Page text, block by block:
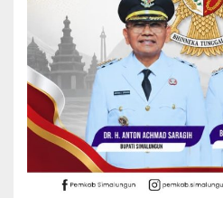
ramai, kini terasa sunyi. Maka dari
semakin hidup dan berkembang,
pembangunan jalan tol di
penyelesaiannya pada bulan Juli
“Kepada Bapak Kapolres, nanti kita
Kita bisa ngopi bersama dan
Simalungun,”kata Bupati
Untuk itu, Bupati mengajak seluruh